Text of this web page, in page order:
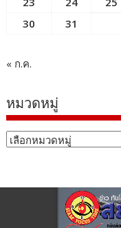
30
31
« ก.ค.
หมวดหมู่
หมวด